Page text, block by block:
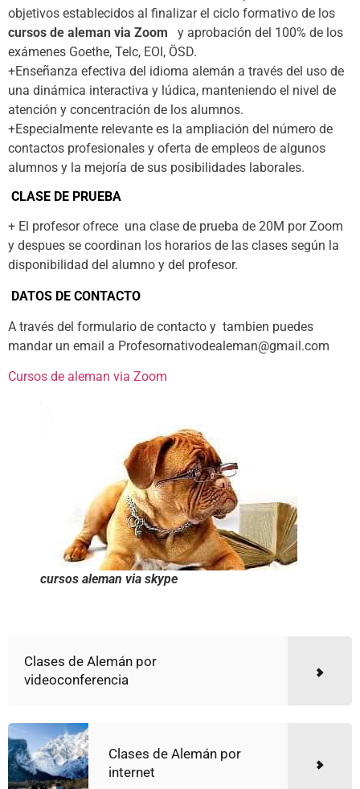
objetivos establecidos al finalizar el ciclo formativo de los
cursos de aleman via Zoom y aprobación del 100% de los
exámenes Goethe, Telc, EOI, ÖSD.
+Enseñanza efectiva del idioma alemán a través del uso de
una dinámica interactiva y lúdica, manteniendo el nivel de
atención y concentración de los alumnos.
+Especialmente relevante es la ampliación del número de
contactos profesionales y oferta de empleos de algunos
alumnos y la mejoría de sus posibilidades laborales.
CLASE DE PRUEBA
+ El profesor ofrece una clase de prueba de 20M por Zoom
y despues se coordinan los horarios de las clases según la
disponibilidad del alumno y del profesor.
DATOS DE CONTACTO
A través del formulario de contacto y tambien puedes
mandar un email a Profesornativodealeman@gmail.com
Cursos de aleman via Zoom
cursos aleman via skype
Clases de Alemán por
videoconferencia
Clases de Alemán por
internet